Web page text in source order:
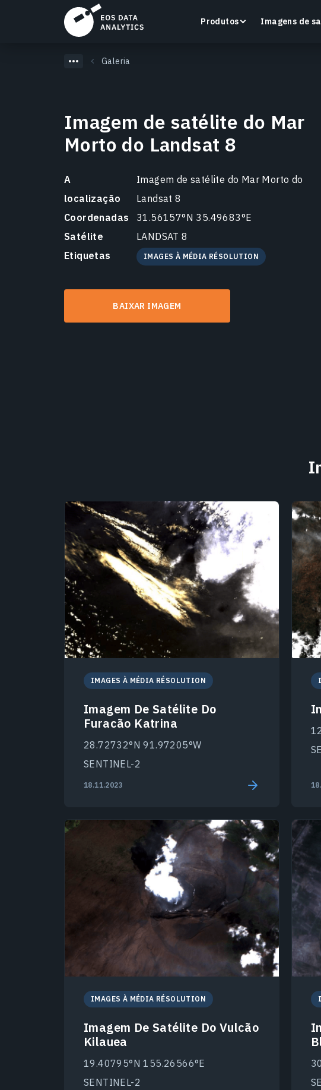
Produtos
LandViewer
Pesquise, visualize e analise imagens de satélite
diretamente no seu navegador.
Saiba mais
Crop
Saiba
Imagens de
Galeria
Imagem de satélite do Mar
Morto do Landsat 8
A
localização
Imagem de satélite do Mar Morto do
Landsat 8
Coordenadas
31.56157°N 35.49683°E
Satélite
LANDSAT 8
Etiquetas
IMAGES À MÉDIA RÉSOLUTION
BAIXAR IMAGEM
IMAGES À MÉDIA RÉSOLUTION
Imagem De Satélite Do
Furacão Katrina
28.72732°N 91.97205°W
SENTINEL-2
18.11.2023
IMAGES À MÉDIA RÉSOLUTION
Imagem De Satélite Do Vulcão
Kilauea
19.40795°N 155.26566°E
SENTINEL-2